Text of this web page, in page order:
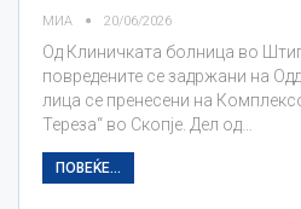
МИА 20/06/2026
Од Клиничката болница во
повредените се задржани на
лица се пренесени на
Тереза“ во Скопје. Дел од…
ПОВЕЌЕ...